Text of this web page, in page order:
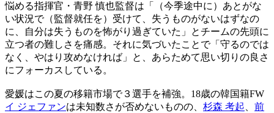
悩める指揮官・青野 慎也監督は「（今季途中に）あとがな
い状況で（監督就任を）受けて、失うものがないはずなの
に、自分は失うものを怖がり過ぎていた」とチームの先頭に
立つ者の難しさを痛感。それに気づいたことで「守るのでは
なく、やはり攻めなければ」と、あらためて思い切りの良さ
にフォーカスしている。
愛媛はこの夏の移籍市場で３選手を補強。18歳の韓国籍FW
イ ジェファンは未知数さが否めないものの、 杉森 考起
前